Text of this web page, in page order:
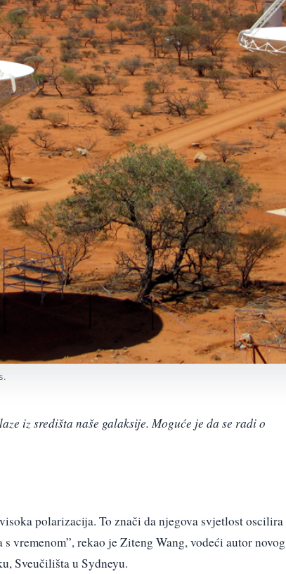
iz središta naše galaksije. Moguće je da se radi o
polarizacija. To znači da njegova svjetlost oscilira
vremenom”, rekao je Ziteng Wang, vodeći autor novog
Sveučilišta u Sydneyu.